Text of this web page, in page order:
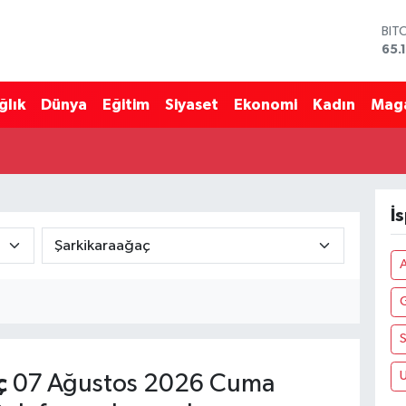
Dünya Eğitim Siyaset Ekonomi Kadın
07 Ağustos 2026 Cuma